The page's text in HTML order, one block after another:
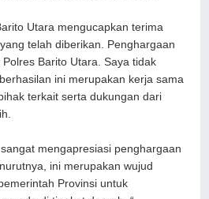
Utara mengucapkan terima
telah diberikan. Penghargaan
Barito Utara. Saya tidak
ini merupakan kerja sama
terkait serta dukungan dari
mengapresiasi penghargaan
ini merupakan wujud
Provinsi untuk